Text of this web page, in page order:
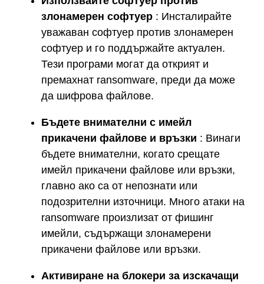
злонамерен софтуер : Инсталирайте
уважаван софтуер против злонамерен
софтуер и го поддържайте актуален.
Тези програми могат да открият и
премахнат ransomware, преди да може
да шифрова файлове.
Бъдете внимателни с имейл
прикачени файлове и връзки : Винаги
бъдете внимателни, когато срещате
имейл прикачени файлове или връзки,
главно ако са от непознати или
подозрителни източници. Много атаки на
ransomware произлизат от фишинг
имейли, съдържащи злонамерени
прикачени файлове или връзки.
Активиране на блокери за изскачащи